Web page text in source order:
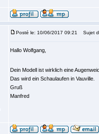
Posté le: 10/06/2017 09:21 Sujet
Hallo Wolfgang,
Dein Modell ist wirklich eine
Das wird ein Schaulaufen in Vauville.
Gruß
Manfred